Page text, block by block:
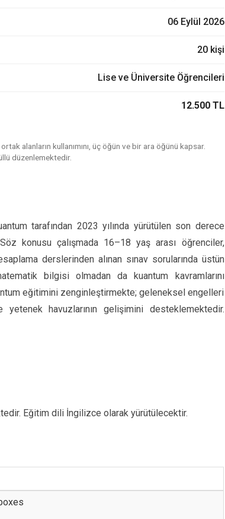
06 Eylül 2026
20 kişi
Lise ve Üniversite Öğrencileri
12.500 TL
alanların kullanımını, üç öğün ve bir ara öğünü kapsar.
düzenlemektedir.
tarafından 2023 yılında yürütülen son derece
Söz konusu çalışmada 16–18 yaş arası öğrenciler,
derslerinden alınan sınav sorularında üstün
bilgisi olmadan da kuantum kavramlarını
eğitimini zenginleştirmekte; geleneksel engelleri
yetenek havuzlarının gelişimini desteklemektedir.
Eğitim dili İngilizce olarak yürütülecektir.